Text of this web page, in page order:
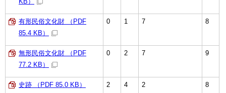
有形民俗文化財 （PDF
85.4 KB）
0 1 7 8
無形民俗文化財 （PDF
77.2 KB）
0 2 7 9
史跡 （PDF 85.0 KB） 2 4 2 8